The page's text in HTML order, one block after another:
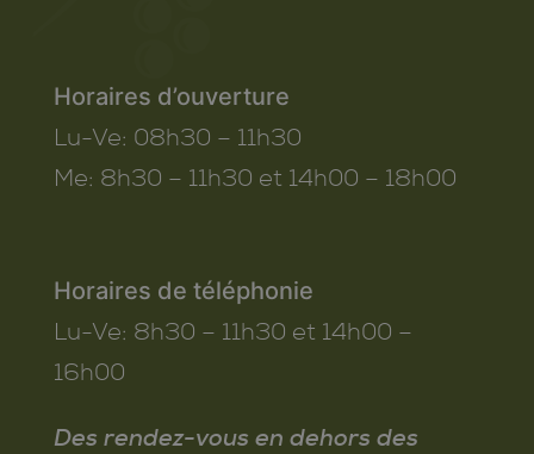
Horaires d’ouverture
Lu-Ve: 08h30 – 11h30
Me: 8h30 – 11h30 et 14h00 – 18h00
Horaires de téléphonie
Lu-Ve: 8h30 – 11h30 et 14h00 –
16h00
Des rendez-vous en dehors des